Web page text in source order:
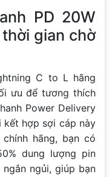
PD 20W
gian chờ
C to L hãng
ưu để tương thích
Power Delivery
kết hợp sợi cáp này
hãng, bạn có
dung lượng pin
ngủi, giúp bạn